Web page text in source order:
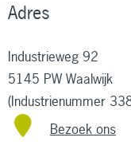
Adres
Industrieweg 92
5145 PW Waalwijk
(Industrienummer
Bezoek ons